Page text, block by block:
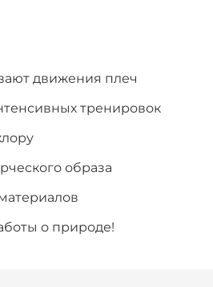
движения плеч
тренировок
образа
о природе!